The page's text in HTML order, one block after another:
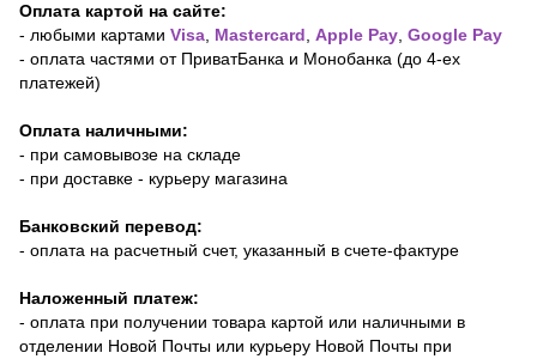
Оплата картой на сайте:
- любыми картами Visa Mastercard Apple Pay Google Pay
- оплата частями от ПриватБанка и Монобанка (до 4-ех
платежей)
Оплата наличными:
- при самовывозе на складе
- при доставке - курьеру магазина
Банковский перевод:
- оплата на расчетный счет, указанный в счете-фактуре
Наложенный платеж:
- оплата при получении товара картой или наличными в
отделении Новой Почты или курьеру Новой Почты при